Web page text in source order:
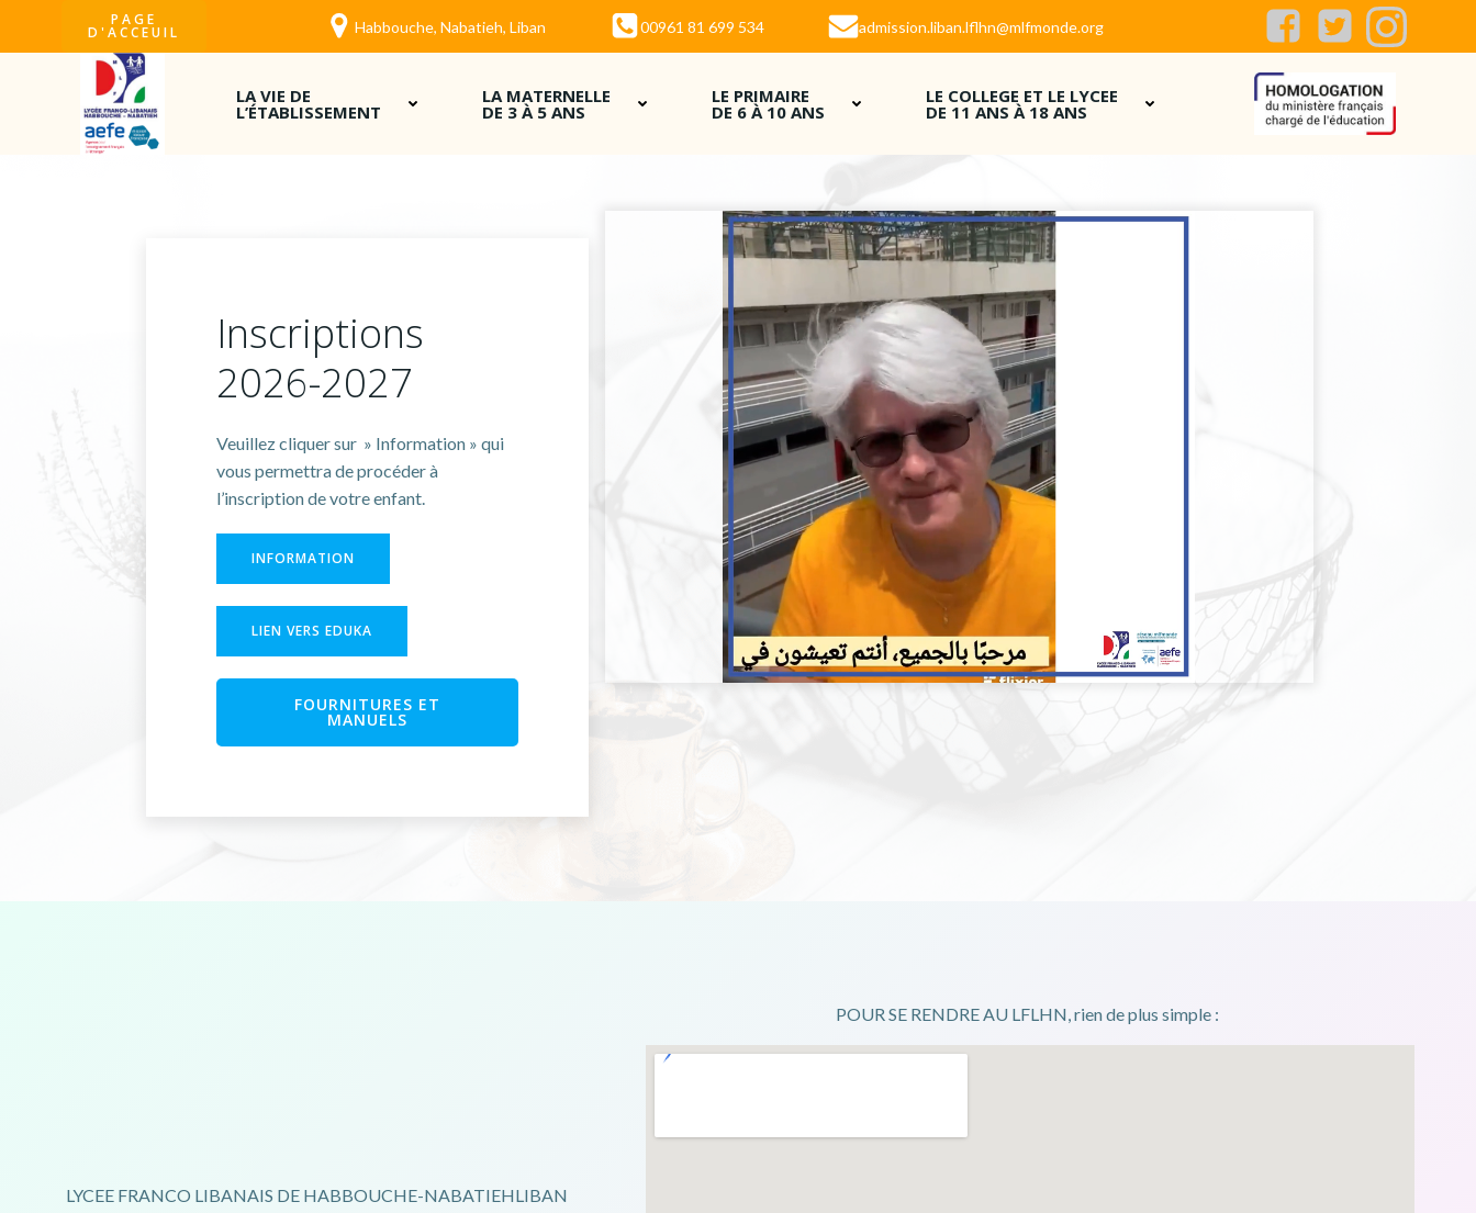
PAGE
D'ACCEUIL Habbouche, Nabatieh, Liban 00961 81 699 534 admission.liban.lflhn@mlfmonde.org
LA VIE DE
L’ÉTABLISSEMENT
LA MATERNELLE
DE 3 À 5 ANS
LE PRIMAIRE
DE 6 À 10 ANS
LE COLLEGE ET LE LYCEE
DE 11 ANS À 18 ANS
Inscriptions
2026-2027
Veuillez cliquer sur » Information » qui
vous permettra de procéder à
l’inscription de votre enfant.
INFORMATION
LIEN VERS EDUKA
FOURNITURES ET
MANUELS
LYCEE FRANCO LIBANAIS DE HABBOUCHE-NABATIEHLIBAN
POUR SE RENDRE AU LFLHN, rien de plus simple :